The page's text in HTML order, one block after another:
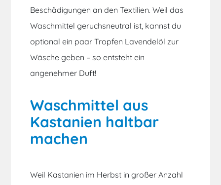
Beschädigungen an den Textilien. Weil das
Waschmittel geruchsneutral ist, kannst du
optional ein paar Tropfen Lavendelöl zur
Wäsche geben – so entsteht ein
angenehmer Duft!
Waschmittel aus
Kastanien haltbar
machen
Weil Kastanien im Herbst in großer Anzahl